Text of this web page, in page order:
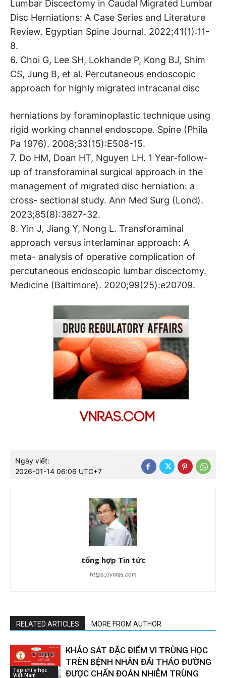
Lumbar Discectomy in Caudal Migrated Lumbar
Disc Herniations: A Case Series and Literature
Review. Egyptian Spine Journal. 2022;41(1):11-
8.
6. Choi G, Lee SH, Lokhande P, Kong BJ, Shim
CS, Jung B, et al. Percutaneous endoscopic
approach for highly migrated intracanal disc
herniations by foraminoplastic technique using
rigid working channel endoscope. Spine (Phila
Pa 1976). 2008;33(15):E508-15.
7. Do HM, Doan HT, Nguyen LH. 1 Year-follow-
up of transforaminal surgical approach in the
management of migrated disc herniation: a
cross- sectional study. Ann Med Surg (Lond).
2023;85(8):3827-32.
8. Yin J, Jiang Y, Nong L. Transforaminal
approach versus interlaminar approach: A
meta- analysis of operative complication of
percutaneous endoscopic lumbar discectomy.
Medicine (Baltimore). 2020;99(25):e20709.
Ngày viết:
2026-01-14 06:06 UTC+7
tổng hợp Tin tức
https://vnras.com
RELATED ARTICLES MORE FROM AUTHOR
Tạp chí y học
Việt Nam
KHẢO SÁT ĐẶC ĐIỂM VI TRÙNG HỌC
TRÊN BỆNH NHÂN ĐÁI THÁO ĐƯỜNG
ĐƯỢC CHẨN ĐOÁN NHIỄM TRÙNG